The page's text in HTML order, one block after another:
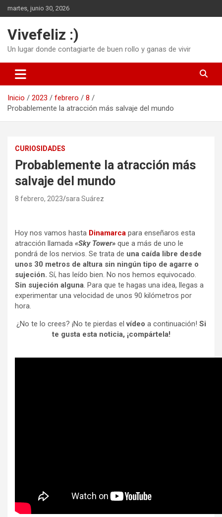
al
martes, junio 30, 2026
Vivefeliz :)
Un lugar donde contagiarte de buen rollo y ganas de vivir
Inicio 2023 febrero
8
Probablemente la atracción más salvaje del mundo
CURIOSIDADES
Probablemente la atracción más
salvaje del mundo
8 febrero, 2023 sara Suárez
Hoy nos vamos hasta Dinamarca para enseñaros esta
atracción llamada «Sky Tower» que a más de uno le
pondrá de los nervios. Se trata de una caída libre desde
unos 30 metros de altura sin ningún tipo de agarre o
sujeción. Sí, has leído bien. No nos hemos equivocado.
Sin sujeción alguna. Para que te hagas una idea, llegas a
experimentar una velocidad de unos 90 kilómetros por
hora.
¿No te lo crees? ¡No te pierdas elvídeo a continuación! Si
te gusta esta noticia, ¡compártela!